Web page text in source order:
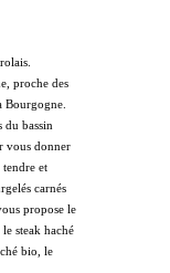
proche des
Bourgogne.
du bassin
vous donner
et
carnés
propose le
steak haché
bio, le